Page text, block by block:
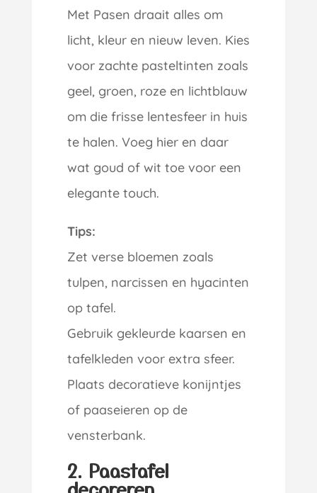
Met Pasen draait alles om
licht, kleur en nieuw leven. Kies
voor zachte pasteltinten zoals
geel, groen, roze en lichtblauw
om die frisse lentesfeer in huis
te halen. Voeg hier en daar
wat goud of wit toe voor een
elegante touch.
Tips:
Zet verse bloemen zoals
tulpen, narcissen en hyacinten
op tafel.
Gebruik gekleurde kaarsen en
tafelkleden voor extra sfeer.
Plaats decoratieve konijntjes
of paaseieren op de
vensterbank.
2. Paastafel